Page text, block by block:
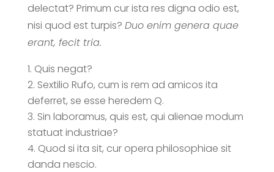
delectat? Primum cur ista res digna odio est,
nisi quod est turpis? Duo enim genera quae
erant, fecit tria.
Quis negat?
Sextilio Rufo, cum is rem ad amicos ita
deferret, se esse heredem Q.
Sin laboramus, quis est, qui alienae modum
statuat industriae?
Quod si ita sit, cur opera philosophiae sit
danda nescio.